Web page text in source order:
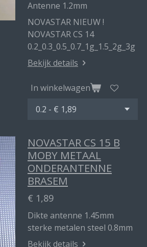
Antenne 1.2mm
NOVASTAR NIEUW !
NOVASTAR CS 14
0.2_0.3_0.5_0.7_1g_1.5_2g_3g
Bekijk details
In winkelwagen
NOVASTAR CS 15 B
MOBY METAAL
ONDERANTENNE
BRASEM
€ 1,89
Dikte antenne 1.45mm
sterke metalen steel 0.8mm
Bekijk details